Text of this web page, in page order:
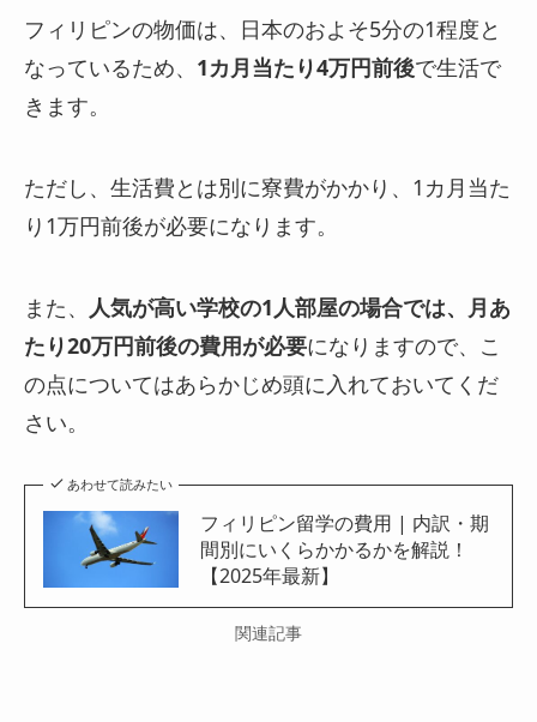
フィリピンの物価は、日本のおよそ5分の1程度と
なっているため、 1カ月当たり4万円前後で生活で
きます。
ただし、生活費とは別に寮費がかかり、1カ月当た
り1万円前後が必要になります。
また、 人気が高い学校の1人部屋の場合では、月あ
たり20万円前後の費用が必要になりますので、こ
の点についてはあらかじめ頭に入れておいてくだ
さい。
あわせて読みたい
フィリピン留学の費用 | 内訳・期
間別にいくらかかるかを解説！
【2025年最新】
関連記事